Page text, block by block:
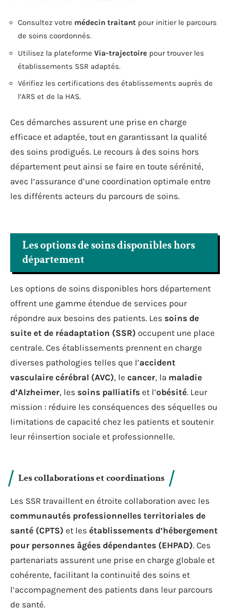
Consultez votre médecin traitant pour initier le parcours
de soins coordonnés.
Utilisez la plateforme Via-trajectoire pour trouver les
établissements SSR adaptés.
Vérifiez les certifications des établissements auprès de
l’ARS et de la HAS.
Ces démarches assurent une prise en charge
efficace et adaptée, tout en garantissant la qualité
des soins prodigués. Le recours à des soins hors
département peut ainsi se faire en toute sérénité,
avec l’assurance d’une coordination optimale entre
les différents acteurs du parcours de soins.
Les options de soins disponibles hors
département
Les options de soins disponibles hors département
offrent une gamme étendue de services pour
répondre aux besoins des patients. Les soins de
suite et de réadaptation (SSR) occupent une place
centrale. Ces établissements prennent en charge
diverses pathologies telles que l’accident
vasculaire cérébral (AVC), le cancer, la maladie
d’Alzheimer, les soins palliatifs et l’obésité. Leur
mission : réduire les conséquences des séquelles ou
limitations de capacité chez les patients et soutenir
leur réinsertion sociale et professionnelle.
Les collaborations et coordinations
Les SSR travaillent en étroite collaboration avec les
communautés professionnelles territoriales de
santé (CPTS) et les établissements d’hébergement
pour personnes âgées dépendantes (EHPAD). Ces
partenariats assurent une prise en charge globale et
cohérente, facilitant la continuité des soins et
l’accompagnement des patients dans leur parcours
de santé.